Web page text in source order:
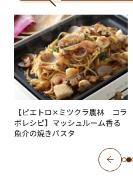
【ピエトロ✕ミツクラ農林 コラ
ボレシピ】マッシュルーム香る
魚介の焼きパスタ